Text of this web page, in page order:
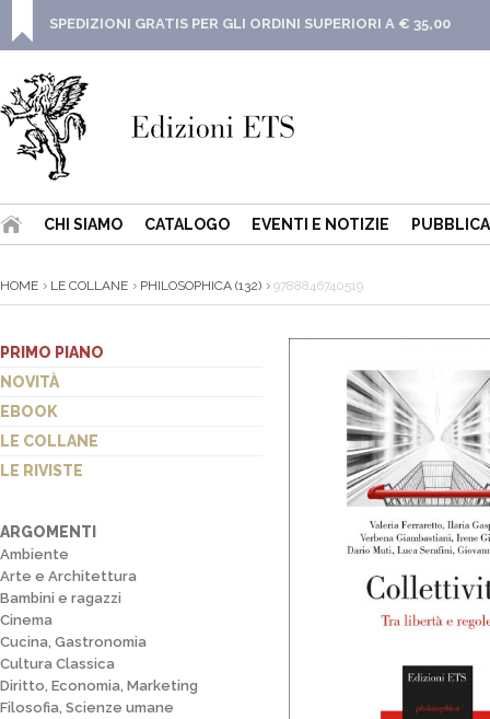
SPEDIZIONI GRATIS PER GLI ORDINI SUPERIORI A € 35,00
CHI SIAMO CATALOGO EVENTI E NOTIZIE
HOME LE COLLANE PHILOSOPHICA (132) 9788846740519
PRIMO PIANO
NOVITÀ
EBOOK
LE COLLANE
LE RIVISTE
ARGOMENTI
Ambiente
Arte e Architettura
Bambini e ragazzi
Cinema
Cucina, Gastronomia
Cultura Classica
Diritto, Economia, Marketing
Filosofia, Scienze umane